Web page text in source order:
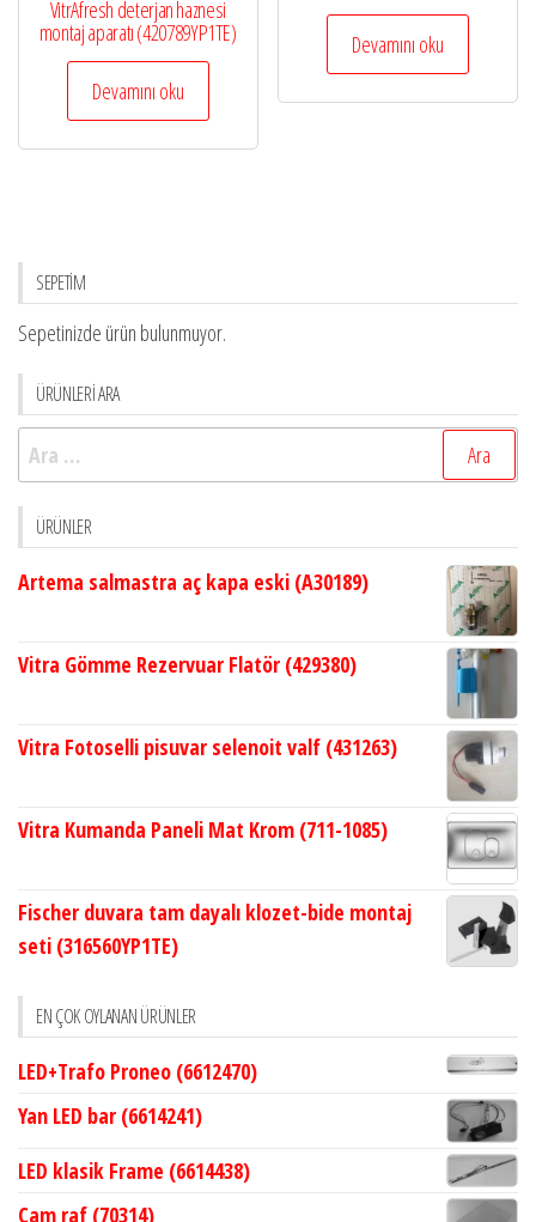
VitrAfresh deterjan haznesi
montaj aparatı (420789YP1TE)
Devamını oku
Devamını oku
SEPETİM
Sepetinizde ürün bulunmuyor.
ÜRÜNLERİ ARA
Arama:
ÜRÜNLER
Artema salmastra aç kapa eski (A30189)
Vitra Gömme Rezervuar Flatör (429380)
Vitra Fotoselli pisuvar selenoit valf (431263)
Vitra Kumanda Paneli Mat Krom (711-1085)
Fischer duvara tam dayalı klozet-bide montaj
seti (316560YP1TE)
EN ÇOK OYLANAN ÜRÜNLER
LED+Trafo Proneo (6612470)
Yan LED bar (6614241)
LED klasik Frame (6614438)
Cam raf (70314)